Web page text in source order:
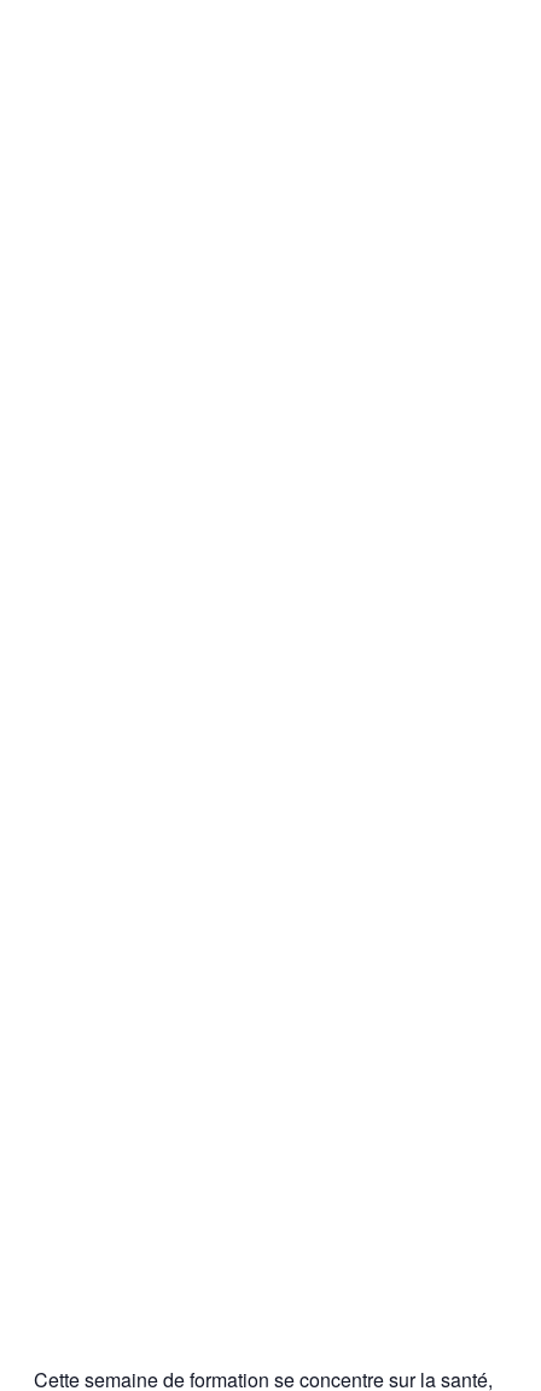
Cette semaine de formation se concentre sur la santé,